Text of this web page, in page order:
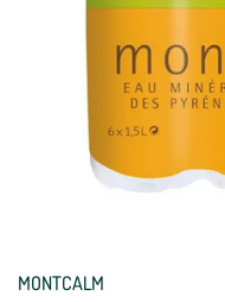
MONTCALM
Mettre
Mettre